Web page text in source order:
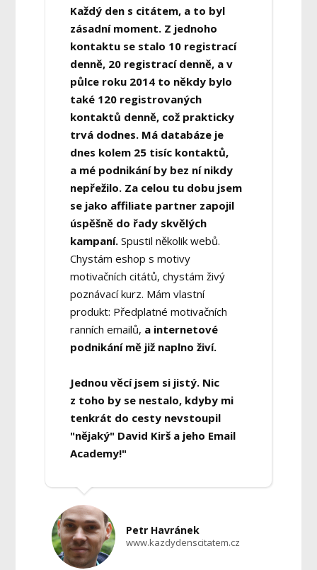
Každý den s citátem, a to byl
zásadní moment. Z jednoho
kontaktu se stalo 10 registrací
denně, 20 registrací denně, a v
půlce roku 2014 to někdy bylo
také 120 registrovaných
kontaktů denně, což prakticky
trvá dodnes. Má databáze je
dnes kolem 25 tisíc kontaktů,
a mé podnikání by bez ní nikdy
nepřežilo. Za celou tu dobu jsem
se jako affiliate partner zapojil
úspěšně do řady skvělých
kampaní. Spustil několik webů.
Chystám eshop s motivy
motivačních citátů, chystám živý
poznávací kurz. Mám vlastní
produkt: Předplatné motivačních
ranních emailů, a internetové
podnikání mě již naplno živí.
Jednou věcí jsem si jistý. Nic
z toho by se nestalo, kdyby mi
tenkrát do cesty nevstoupil
"nějaký" David Kirš a jeho Email
Academy!"
Petr Havránek
www.kazdydenscitatem.cz